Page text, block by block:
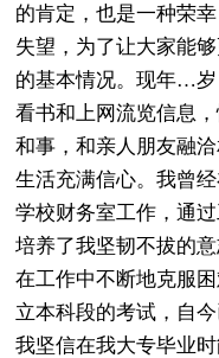
的肯定，也是一种荣
失望，为了让大家能
的基本情况。现年…
看书和上网流览信息
和事，和亲人朋友融
生活充满信心。我曾
学校财务室工作，通
培养了我坚韧不拔的
在工作中不断地克服
立本科段的考试，自
我坚信在我大专毕业